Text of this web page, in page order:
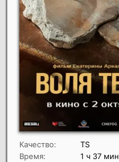
Качество:
TS
Время:
1 ч 37 мин